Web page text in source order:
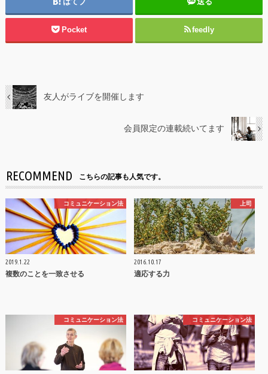
Pocket feedly
友人がライブを開催します
会員限定の連載続いてます
RECOMMEND こちらの記事も人気です。
コミュニケーション法
2019.1.22
複数のことを一致させる
上司
2016.10.17
適応する力
コミュニケーション法 コミュニケーション法